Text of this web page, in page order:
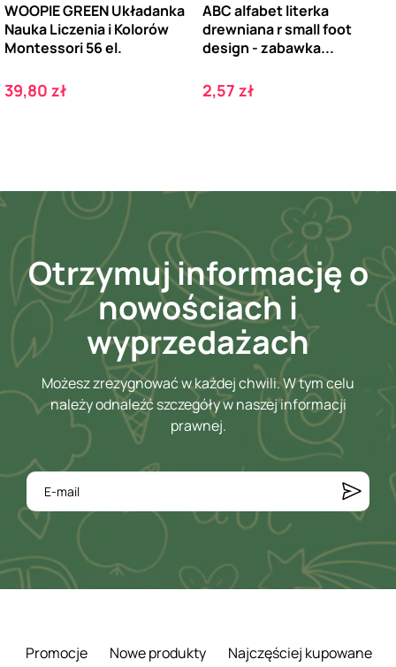
WOOPIE GREEN Układanka
Nauka Liczenia i Kolorów
Montessori 56 el.
Cena
39,80 zł
ABC alfabet literka
drewniana r small foot
design - zabawka...
Cena
2,57 zł
Otrzymuj informację o
nowościach i
wyprzedażach
Możesz zrezygnować w każdej chwili. W tym celu
należy odnaleźć szczegóły w naszej informacji
prawnej.
Promocje Nowe produkty Najczęściej kupowane